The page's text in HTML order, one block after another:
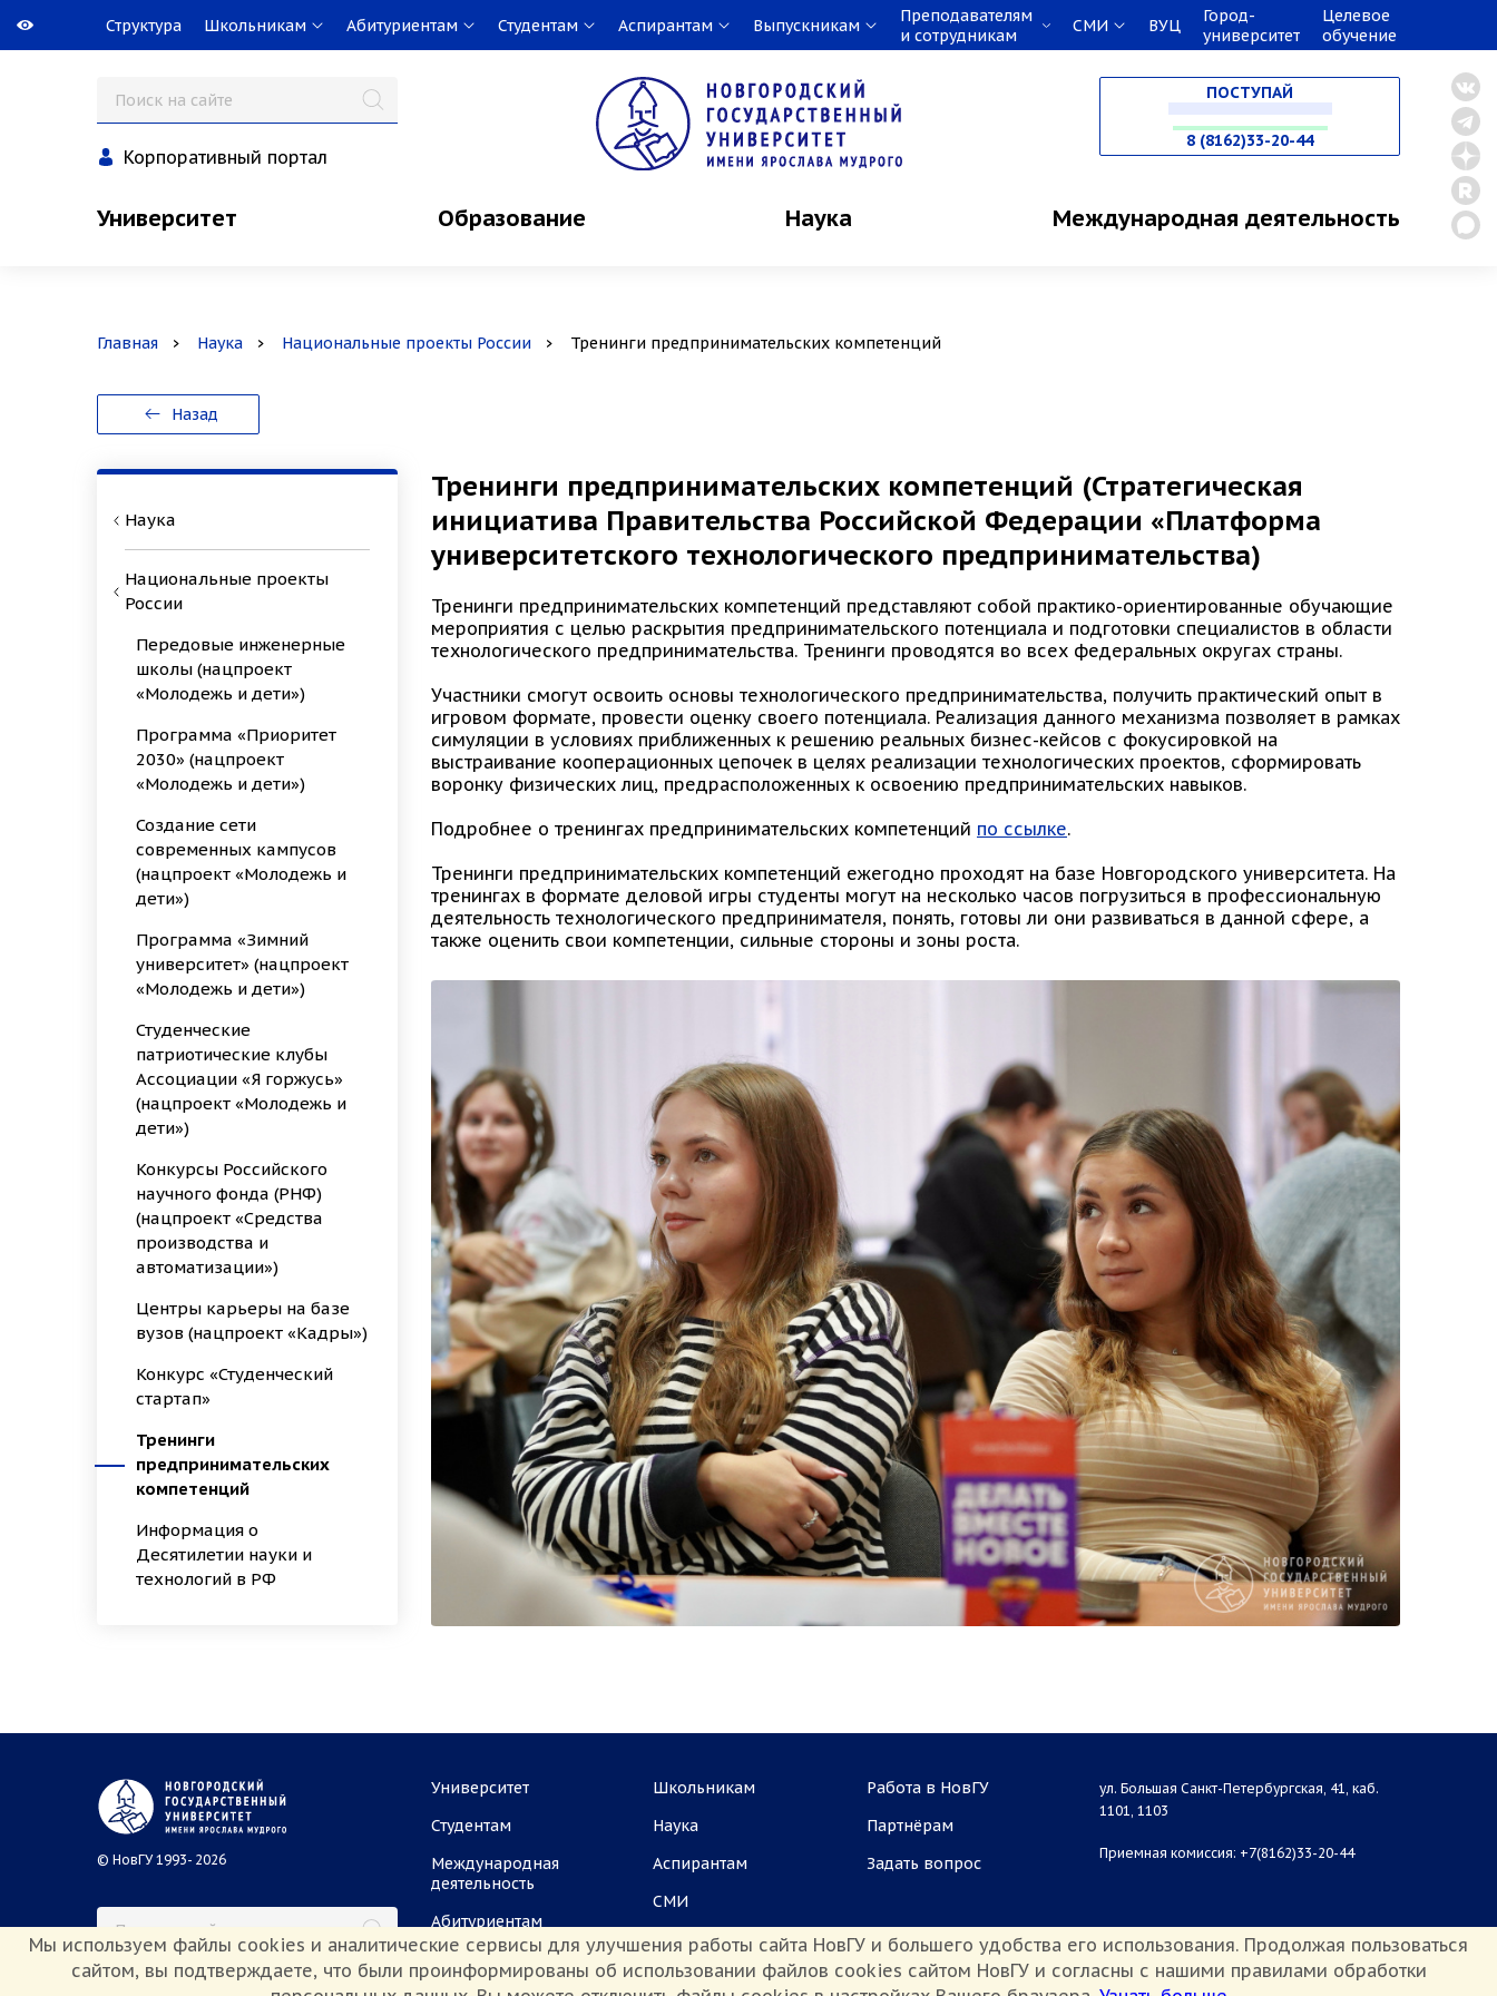
Структура Школьникам Абитуриентам Студентам Аспирантам Выпускникам
Преподавателям
и сотрудникам
СМИ ВУЦ
Город-
университет
Целевое
обучение
Корпоративный портал
ПОСТУПАЙ
НА СПЕЦИАЛИТЕТ
В МАГИСТРАТУРУ
8 (8162)33-20-44
Университет Образование Наука Международная деятельность
Главная Наука Национальные проекты России Тренинги предпринимательских компетенций
Назад
Наука
Национальные проекты
России
Передовые инженерные
школы (нацпроект
«Молодежь и дети»)
Программа «Приоритет
2030» (нацпроект
«Молодежь и дети»)
Создание сети
современных кампусов
(нацпроект «Молодежь и
дети»)
Программа «Зимний
университет» (нацпроект
«Молодежь и дети»)
Студенческие
патриотические клубы
Ассоциации «Я горжусь»
(нацпроект «Молодежь и
дети»)
Конкурсы Российского
научного фонда (РНФ)
(нацпроект «Средства
производства и
автоматизации»)
Центры карьеры на базе
вузов (нацпроект «Кадры»)
Конкурс «Студенческий
стартап»
Тренинги
предпринимательских
компетенций
Информация о
Десятилетии науки и
технологий в РФ
Тренинги предпринимательских компетенций (Стратегическая
инициатива Правительства Российской Федерации «Платформа
университетского технологического предпринимательства)
Тренинги предпринимательских компетенций представляют собой практико-ориентированные обучающие
мероприятия с целью раскрытия предпринимательского потенциала и подготовки специалистов в области
технологического предпринимательства. Тренинги проводятся во всех федеральных округах страны.
Участники смогут освоить основы технологического предпринимательства, получить практический опыт в
игровом формате, провести оценку своего потенциала. Реализация данного механизма позволяет в рамках
симуляции в условиях приближенных к решению реальных бизнес-кейсов с фокусировкой на
выстраивание кооперационных цепочек в целях реализации технологических проектов, сформировать
воронку физических лиц, предрасположенных к освоению предпринимательских навыков.
Подробнее о тренингах предпринимательских компетенций по ссылке.
Тренинги предпринимательских компетенций ежегодно проходят на базе Новгородского университета. На
тренингах в формате деловой игры студенты могут на несколько часов погрузиться в профессиональную
деятельность технологического предпринимателя, понять, готовы ли они развиваться в данной сфере, а
также оценить свои компетенции, сильные стороны и зоны роста.
© НовГУ 1993- 2026
Университет
Студентам
Международная
деятельность
Абитуриентам
Школьникам
Наука
Аспирантам
СМИ
Работа в НовГУ
Партнёрам
Задать вопрос
ул. Большая Санкт-Петербургская, 41, каб.
1101, 1103
Приемная комиссия: +7(8162)33-20-44
Мы используем файлы cookies и аналитические сервисы для улучшения работы сайта НовГУ и большего удобства его использования. Продолжая пользоваться
сайтом, вы подтверждаете, что были проинформированы об использовании файлов cookies сайтом НовГУ и согласны с нашими правилами обработки